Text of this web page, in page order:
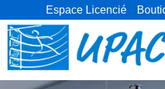
Espace Licencié